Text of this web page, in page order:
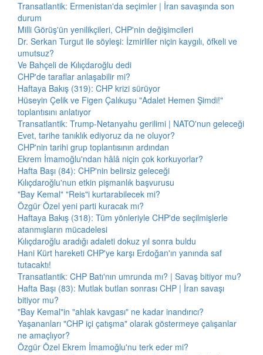
Transatlantik: Ermenistan'da seçimler | İran savaşında son
durum
Milli Görüş'ün yenilikçileri, CHP'nin değişimcileri
Dr. Serkan Turgut ile söyleşi: İzmirliler niçin kaygılı, öfkeli ve
umutsuz?
Ve Bahçeli de Kılıçdaroğlu dedi
CHP'de taraflar anlaşabilir mi?
Haftaya Bakış (319): CHP krizi sürüyor
Hüseyin Çelik ve Figen Çalıkuşu "Adalet Hemen Şimdi!"
toplantısını anlatıyor
Transatlantik: Trump-Netanyahu gerilimi | NATO'nun geleceği
Evet, tarihe tanıklık ediyoruz da ne oluyor?
CHP'nin tarihi grup toplantısının ardından
Ekrem İmamoğlu'ndan hâlâ niçin çok korkuyorlar?
Hafta Başı (84): CHP'nin belirsiz geleceği
Kılıçdaroğlu'nun etkin pişmanlık başvurusu
"Bay Kemal" "Reis"i kurtarabilecek mi?
Özgür Özel yeni parti kuracak mı?
Haftaya Bakış (318): Tüm yönleriyle CHP'de seçilmişlerle
atanmışların mücadelesi
Kılıçdaroğlu aradığı adaleti dokuz yıl sonra buldu
Hani Kürt hareketi CHP'ye karşı Erdoğan'ın yanında saf
tutacaktı!
Transatlantik: CHP Batı'nın umrunda mı? | Savaş bitiyor mu?
Hafta Başı (83): Mutlak butlan sonrası CHP | İran savaşı
bitiyor mu?
"Bay Kemal"in "ahlak kavgası" ne kadar inandırıcı?
Yaşananları "CHP içi çatışma" olarak göstermeye çalışanlar
ne amaçlıyor?
Özgür Özel Ekrem İmamoğlu'nu terk eder mi?